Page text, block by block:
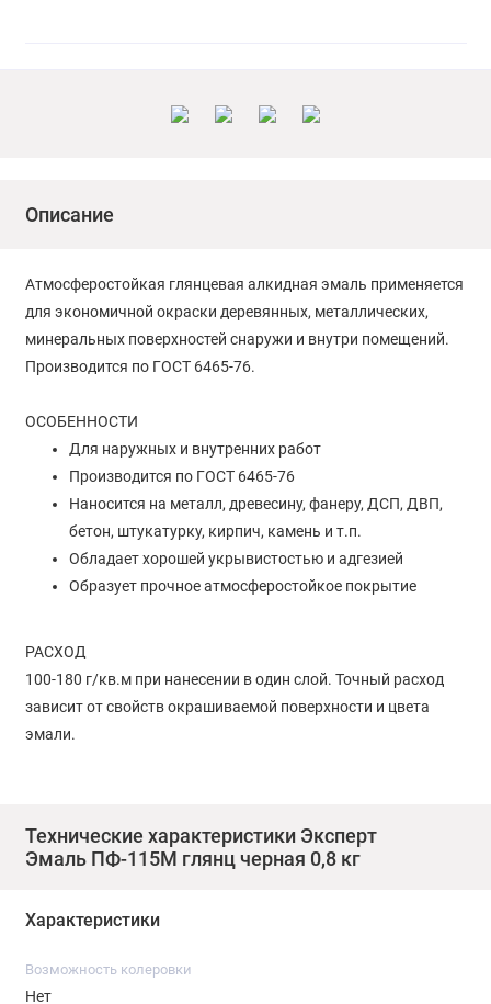
Описание
Атмосферостойкая глянцевая алкидная эмаль применяется
для экономичной окраски деревянных, металлических,
минеральных поверхностей снаружи и внутри помещений.
Производится по ГОСТ 6465-76.
ОСОБЕННОСТИ
Для наружных и внутренних работ
Производится по ГОСТ 6465-76
Наносится на металл, древесину, фанеру, ДСП, ДВП,
бетон, штукатурку, кирпич, камень и т.п.
Обладает хорошей укрывистостью и адгезией
Образует прочное атмосферостойкое покрытие
РАСХОД
100-180 г/кв.м при нанесении в один слой. Точный расход
зависит от свойств окрашиваемой поверхности и цвета
эмали.
окрашенные поверхности очистить от отслаивающегося
покрытия. Металлические поверхности очис­тить от рыхлой
Рекомендуется предварительно загрунтовать поверхность
Технические характеристики Эксперт
Эмаль ПФ-115М глянц черная 0,8 кг
Характеристики
Возможность колеровки
Нет